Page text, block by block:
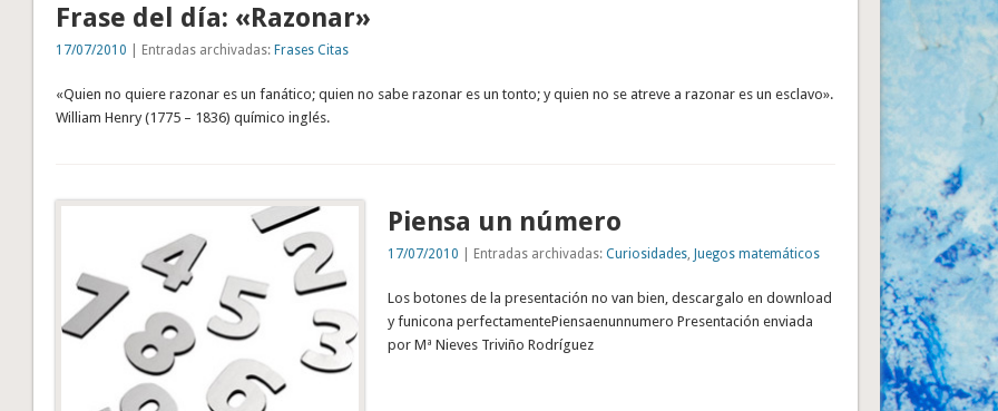
Frase del día: «Razonar»
17/07/2010 | Entradas archivadas:Frases Citas
«Quien no quiere razonar es un fanático; quien no sabe razonar es un tonto; y quien no se atreve a razonar es un esclavo».
William Henry (1775 – 1836) químico inglés.
Piensa un número
17/07/2010 | Entradas archivadas: Curiosidades, Juegos matemáticos
Los botones de la presentación no van bien, descargalo en download
y funicona perfectamentePiensaenunnumero Presentación enviada
por Mª Nieves Triviño Rodríguez